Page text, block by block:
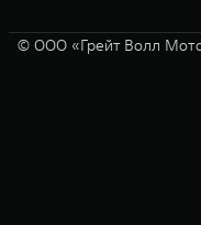
© ООО «Грейт Волл